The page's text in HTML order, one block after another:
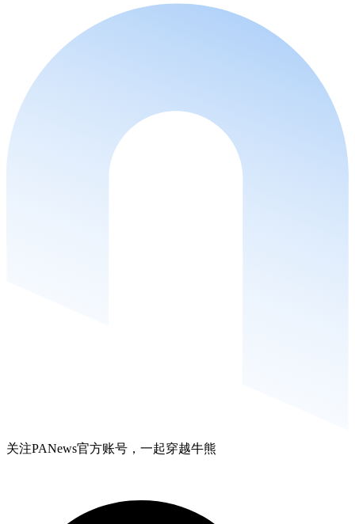
关注PANews官方账号，一起穿越牛熊